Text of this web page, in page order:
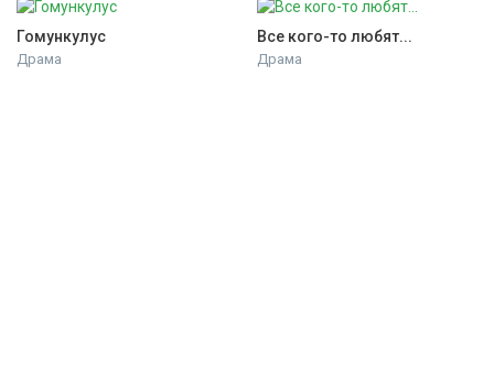
Гомункулус
Драма
Все кого-то любят...
Драма